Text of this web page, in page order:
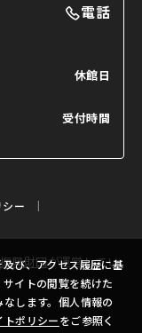
び、アクセス履歴に基
イトの閲覧を続けた
します。個人情報の
トポリシーをご参照く
電話
休館日
受付時間
ー
興財団が運営してい